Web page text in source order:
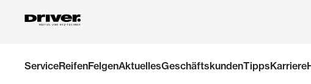
InhaltServiceReifenFelgenAktuellesGeschäftskundenTippsKarriere